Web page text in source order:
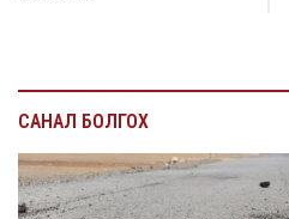
САНАЛ БОЛГОХ